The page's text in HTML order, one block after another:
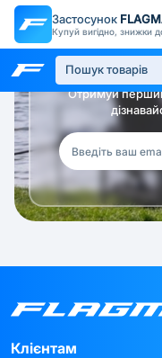
Застосунок
Купуй вигідно, знижки
Отримуй
Клієнтам